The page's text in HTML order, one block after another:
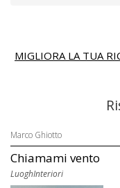
MIGLIORA LA TUA
Marco Ghiotto
Chiamami vento
LuoghInteriori